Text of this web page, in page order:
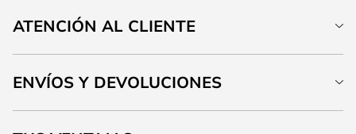
ATENCIÓN AL CLIENTE
ENVÍOS Y DEVOLUCIONES